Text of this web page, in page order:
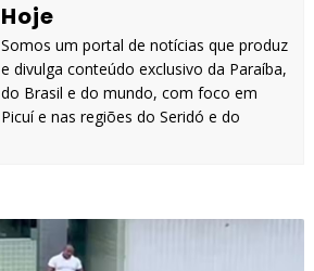
Hoje
Somos um portal de notícias que produz
e divulga conteúdo exclusivo da Paraíba,
do Brasil e do mundo, com foco em
Picuí e nas regiões do Seridó e do